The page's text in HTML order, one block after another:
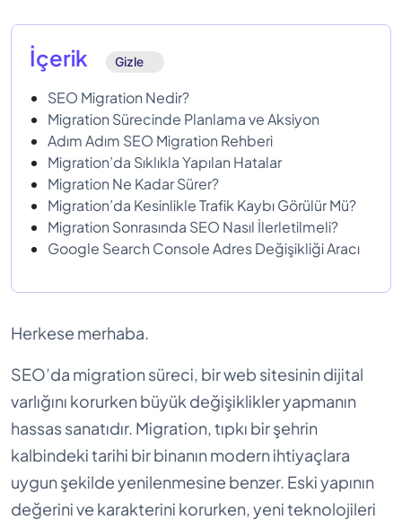
Herkese merhaba.
SEO’da migration süreci, bir web sitesinin dijital
varlığını korurken büyük değişiklikler yapmanın
hassas sanatıdır. Migration, tıpkı bir şehrin
kalbindeki tarihi bir binanın modern ihtiyaçlara
uygun şekilde yenilenmesine benzer. Eski yapının
değerini ve karakterini korurken, yeni teknolojileri
İçerik Gizle
SEO Migration Nedir?
Migration Sürecinde Planlama ve Aksiyon
Adım Adım SEO Migration Rehberi
Migration’da Sıklıkla Yapılan Hatalar
Migration Ne Kadar Sürer?
Migration’da Kesinlikle Trafik Kaybı Görülür Mü?
Migration Sonrasında SEO Nasıl İlerletilmeli?
Google Search Console Adres Değişikliği Aracı